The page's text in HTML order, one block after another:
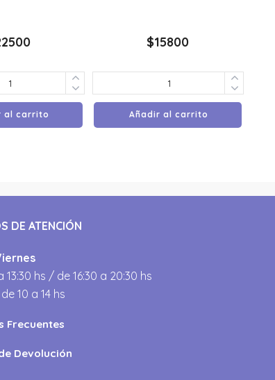
al carrito
$15800
Añadir al carrito
DE ATENCIÓN
13:30 hs / de 16:30 a 20:30 hs
de 10 a 14 hs
Frecuentes
Devolución